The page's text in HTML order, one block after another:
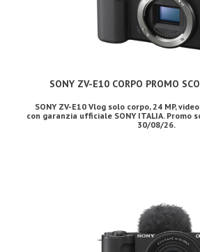
SONY ZV-E10 CORPO PROMO
SONY ZV-E10 Vlog solo corpo, 24 MP,
con garanzia ufficiale SONY ITALIA. Promo
30/08/26.